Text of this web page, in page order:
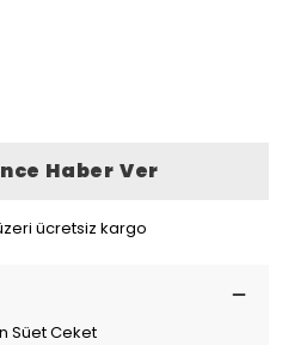
Haber Ver
ücretsiz kargo
Süet Ceket